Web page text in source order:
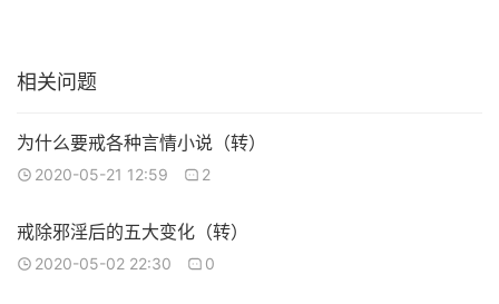
相关问题
为什么要戒各种言情小说（转）
2020-05-21 12:59 2
戒除邪淫后的五大变化（转）
2020-05-02 22:30 0